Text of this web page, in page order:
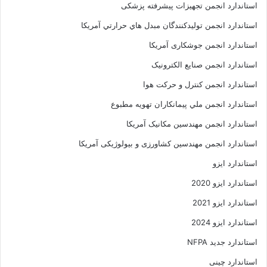
استاندارد انجمن تجهیزات پیشرفته پزشکی
استاندارد انجمن توليدکنندگان مبدل هاي حرارتي آمريکا
استاندارد انجمن جوشکاری آمریکا
استاندارد انجمن صنايع الکترونيک
استاندارد انجمن کنترل و حرکت هوا
استاندارد انجمن ملي پيمانکاران تهويه مطبوع
استاندارد انجمن مهندسين مکانيک آمريکا
استاندارد انجمن مهندسین کشاورزی و بیولوژیکی آمریکا
استاندارد ایزو
استاندارد ایزو 2020
استاندارد ایزو 2021
استاندارد ایزو 2024
استاندارد جدید NFPA
استاندارد چینی